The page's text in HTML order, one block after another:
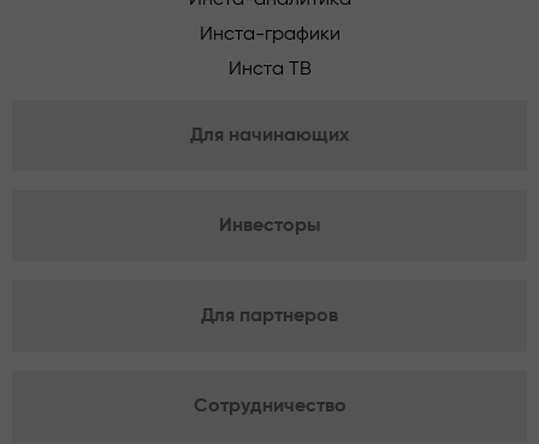
Инста-графики
Инста ТВ
Для начинающих
Инвесторы
Для партнеров
Сотрудничество